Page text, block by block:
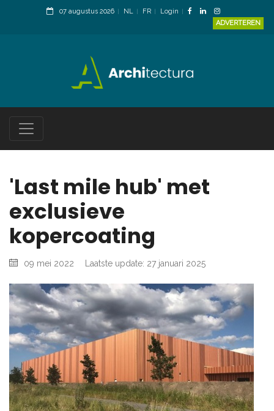
07 augustus 2026 NL FR
Login
ADVERTEREN
'Last mile hub' met
exclusieve
kopercoating
09 mei 2022 Laatste update: 27 januari 2025